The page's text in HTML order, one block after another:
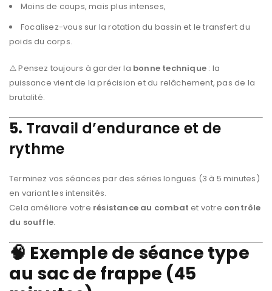
Moins de coups, mais plus intenses,
Focalisez-vous sur la rotation du bassin et le transfert du
poids du corps.
⚠️ Pensez toujours à garder la bonne technique : la
puissance vient de la précision et du relâchement, pas de la
brutalité.
5. Travail d’endurance et de
rythme
Terminez vos séances par des séries longues (3 à 5 minutes)
en variant les intensités.
Cela améliore votre résistance au combat et votre contrôle
du souffle.
🧠 Exemple de séance type
au sac de frappe (45